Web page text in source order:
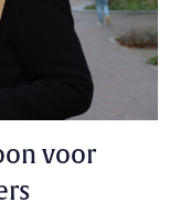
voor